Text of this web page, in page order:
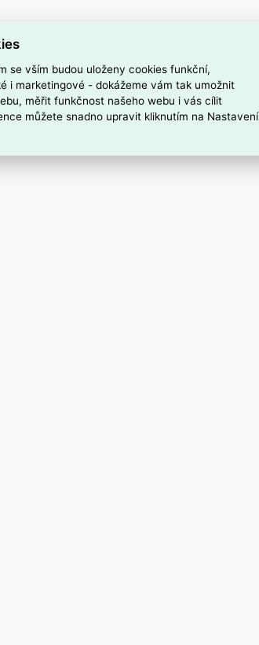
se vším budou uloženy cookies funkční,
i marketingové - dokážeme vám tak umožnit
měřit funkčnost našeho webu i vás cílit
můžete snadno upravit kliknutím na Nastavení